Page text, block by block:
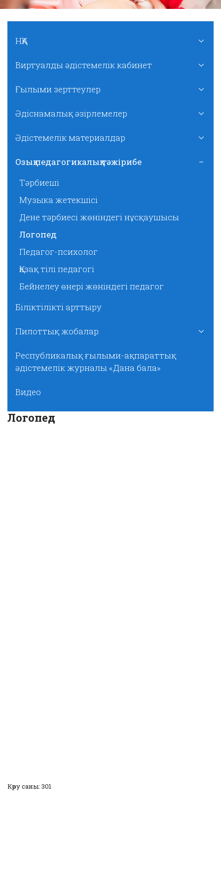
НҚА
Виртуалды әдістемелік кабинет
Ғылыми зерттеулер
Әдіснамалық әзірлемелер
Әдістемелік материалдар
Озық педагогикалық тәжірибе
Тәрбиеші
Музыка жетекшісі
Дене тәрбиесі жөніндегі нұсқаушысы
Логопед
Педагог-психолог
Қазақ тілі педагогі
Бейнелеу өнері жөніндегі педагог
Біліктілікті арттыру
Пилоттық жобалар
Республикалық ғылыми-ақпараттық
әдістемелік журналы «Дана бала»
Видео
Логопед
Көру саны: 301